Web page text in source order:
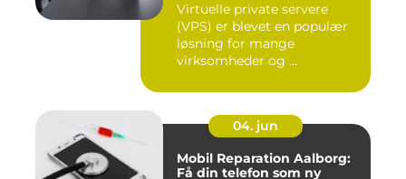
Virtuelle private servere
(VPS) er blevet en populær
løsning for mange
virksomheder og ...
04. jun
Mobil Reparation Aalborg:
Få din telefon som ny